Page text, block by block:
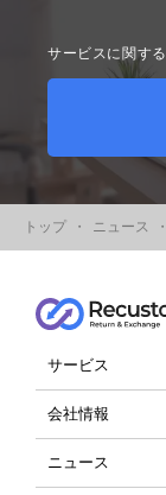
サービスに関す
トップ ニュース
サービス
- Recustomer
会社情報
ニュース